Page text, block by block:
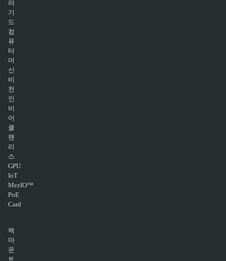
러
기
드
컴
퓨
터
머
신
비
전
인
비
어
클
팬
리
스
GPU
IoT
MezIO™
PoE
Card
랙
마
운
트